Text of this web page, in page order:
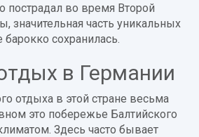
пострадал во время Второй
значительная часть уникальных
барокко сохранилась.
в Германии
отдыха в этой стране весьма
это побережье Балтийского
Здесь часто бывает